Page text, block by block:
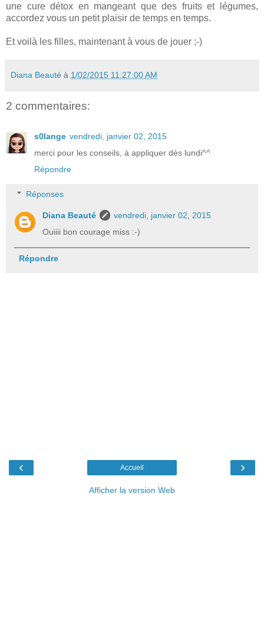
une cure détox en mangeant que des fruits et légumes,
accordez vous un petit plaisir de temps en temps.
Et voilà les filles, maintenant à vous de jouer ;-)
Diana Beauté à 1/02/2015 11:27:00 AM
2 commentaires:
s0lange vendredi, janvier 02, 2015
merci pour les conseils, à appliquer dès lundi^^
Répondre
Réponses
Diana Beauté
vendredi, janvier 02, 2015
Ouiiii bon courage miss :-)
Répondre
‹ ›
Accueil
Afficher la version Web